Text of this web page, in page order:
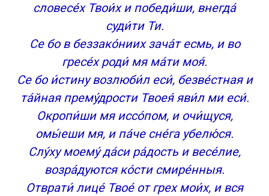
словесе́х Твои́х и победи́ши, внегда́
суди́ти Ти.
Се бо в беззако́ниих зача́т есмь, и во
гресе́х роди́ мя ма́ти моя́.
Се бо и́стину возлюби́л еси́, безве́стная и
та́йная прему́дрости Твоея́ яви́л ми еси́.
Окропи́ши мя иссо́пом, и очи́щуся,
омы́еши мя, и па́че сне́га убелю́ся.
Слу́ху моему́ да́си ра́дость и весе́лие,
возра́дуются ко́сти смире́нныя.
Отврати́ лице́ Твое́ от грех мои́х, и вся